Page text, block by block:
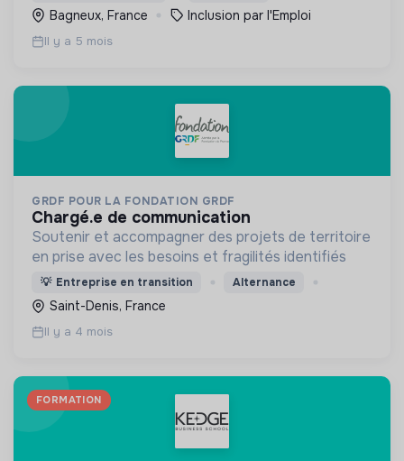
Bagneux, France Inclusion par l'Emploi
Il y a 5 mois
GRDF POUR LA FONDATION GRDF
chargé.e de communication
Soutenir et accompagner des projets de territoire
en prise avec les besoins et fragilités identifiés
💡 Entreprise en transition Alternance
Saint-Denis, France
Il y a 4 mois
FORMATION